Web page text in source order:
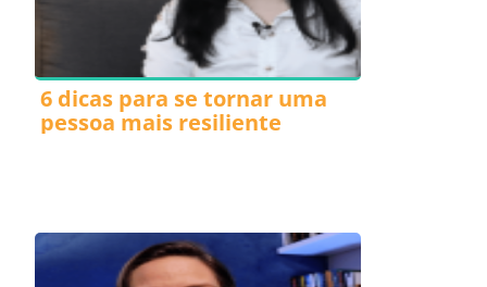
6 dicas para se tornar uma
pessoa mais resiliente